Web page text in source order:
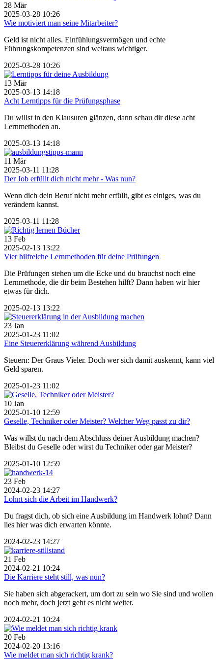
28 Mär
2025-03-28 10:26
Wie motiviert man seine Mitarbeiter?
Geld ist nicht alles. Einfühlungsvermögen und echte
Führungskompetenzen sind weitaus wichtiger.
2025-03-28 10:26
13 Mär
2025-03-13 14:18
Acht Lerntipps für die Prüfungsphase
Du willst in den Klausuren glänzen, dann schau dir diese acht
Lernmethoden an.
2025-03-13 14:18
11 Mär
2025-03-11 11:28
Der Job erfüllt dich nicht mehr - Was nun?
Wenn dich dein Beruf nicht mehr erfüllt, gibt es einiges, was du
verändern kannst.
2025-03-11 11:28
13 Feb
2025-02-13 13:22
Vier hilfreiche Lernmethoden für deine Prüfungen
Die Prüfungen stehen um die Ecke und du brauchst noch eine
Lernmethode, die dir beim Bestehen hilft? Dann haben wir hier
etwas für dich.
2025-02-13 13:22
23 Jan
2025-01-23 11:02
Eine Steuererklärung während Ausbildung
Steuern: Der Graus Vieler. Doch wer sich damit auskennt, kann viel
Geld sparen.
2025-01-23 11:02
10 Jan
2025-01-10 12:59
Geselle, Techniker oder Meister? Welcher Weg passt zu dir?
Was willst du nach dem Abschluss deiner Ausbildung machen?
Bleibst du Geselle oder wirst du Techniker oder gar Meister?
2025-01-10 12:59
23 Feb
2024-02-23 14:27
Lohnt sich die Arbeit im Handwerk?
Du fragst dich, ob sich eine Ausbildung im Handwerk lohnt? Dann
lies hier was dich erwarten könnte.
2024-02-23 14:27
21 Feb
2024-02-21 10:24
Die Karriere steht still, was nun?
Sie haben sich abgerackert, um dort zu sein wo Sie sind und wollen
noch mehr, doch jetzt geht es nicht weiter.
2024-02-21 10:24
20 Feb
2024-02-20 13:16
Wie meldet man sich richtig krank?